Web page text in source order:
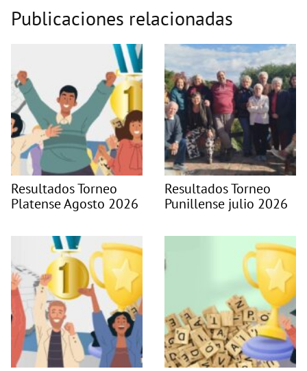
Publicaciones relacionadas
Resultados Torneo
Platense Agosto 2026
Resultados Torneo
Punillense julio 2026